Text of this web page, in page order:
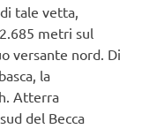
tale vetta,
metri sul
versante nord. Di
la
Atterra
del Becca